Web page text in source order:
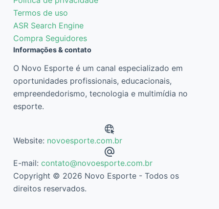
Termos de uso
ASR Search Engine
Compra Seguidores
Informações & contato
O Novo Esporte é um canal especializado em
oportunidades profissionais, educacionais,
empreendedorismo, tecnologia e multimídia no
esporte.
Website: novoesporte.com.br
E-mail: contato@novoesporte.com.br
Copyright © 2026 Novo Esporte - Todos os
direitos reservados.